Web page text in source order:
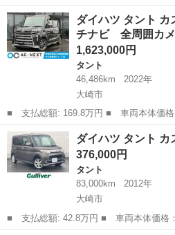
ー名： ダイハツ ■ 車種名： ウェイ
ボリミテッドＳＡＩＩＩ 純正８インチ
ア 全周囲...
宮城 大崎市 ウェイク
ダイハツ タント
チナビ 全周囲カ
1,623,000円
タント
46,486km
2022年
大崎市
■ 支払総額: 169.8万円 ■ 車両本体価格： 1,623,000 円 ■ メーカ
ー名： ダイハツ ■ 車種名： タント
ＲＳ 純正１０インチナビ 全周囲カメ
ティブク...
宮城 大崎市 タント
ダイハツ タント カ
376,000円
タント
83,000km
2012年
大崎市
■ 支払総額: 42.8万円 ■ 車両本体価格： 376,000 円 ■ メーカー
名： ダイハツ ■ 車種名： タント ■